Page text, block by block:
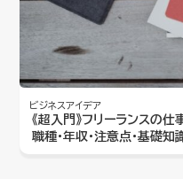
ビジネスアイデア
《超入門》フリーランスの
職種・年収・注意点・基礎知